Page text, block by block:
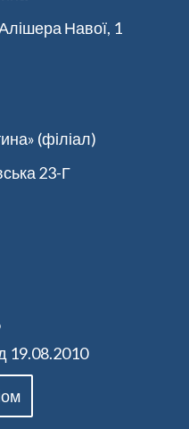
Навої, 1
(філіал)
23-Г
19.08.2010